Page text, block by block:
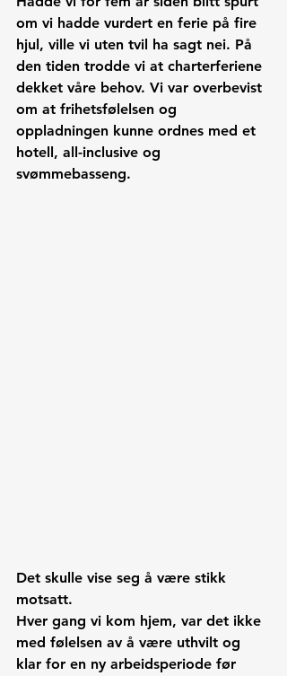
om vi hadde vurdert en ferie på fire
hjul, ville vi uten tvil ha sagt nei. På
den tiden trodde vi at charterferiene
dekket våre behov. Vi var overbevist
om at frihetsfølelsen og
oppladningen kunne ordnes med et
hotell, all-inclusive og
svømmebasseng.
Det skulle vise seg å være stikk
motsatt.
Hver gang vi kom hjem, var det ikke
med følelsen av å være uthvilt og
klar for en ny arbeidsperiode før